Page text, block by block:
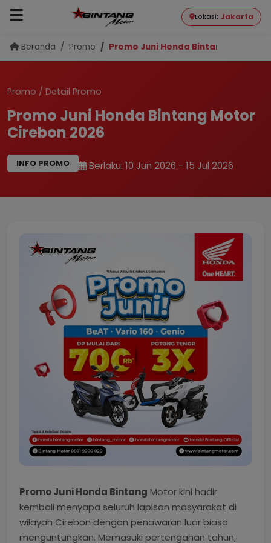
Lokasi: Jakarta
Beranda Promo Promo Juni Honda Bintang Motor
Promo / Detail Promo
Promo Juni Honda Bintang Motor
Cirebon 2026
INFO PROMO Berlaku: 10 Jun 2026 - 15 Jul 2026
Promo Juni Honda Bintang Motor kini hadir
kembali menyapa seluruh lapisan masyarakat di
wilayah Cirebon dengan penawaran luar biasa
menguntungkan. Memasuki pertengahan tahun,